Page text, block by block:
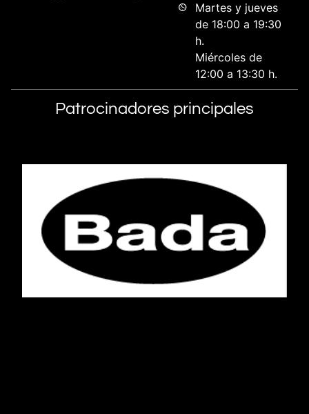
Martes y jueves
de 18:00 a 19:30
h.
Miércoles de
12:00 a 13:30 h.
Patrocinadores principales